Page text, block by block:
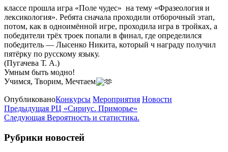
классе прошла игра «Поле чудес» на тему «Фразеология и
лексикология». Ребята сначала проходили отборочный этап,
потом, как в одноимённой игре, проходила игра в тройках, а
победители трёх троек попали в финал, где определился
победитель — Лысенко Никита, который ч награду получил
пятёрку по русскому языку.
(Пугачева Т. А.)
Умным быть модно!
Учимся, Творим, Мечтаем
ОпубликованоКонкурсы Мероприятия Новости
Навигация
по
записям
Предыдущая
запись
Предыдущая РЦ «Сириус. Приморье»
Следующая
Следующая Вероятность и статистика.
Рубрики новостей